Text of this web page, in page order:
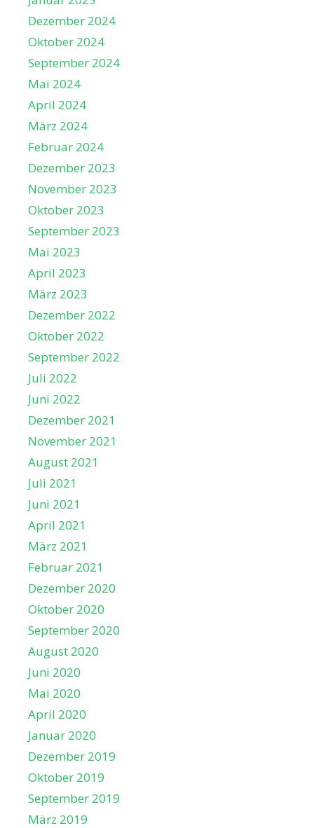
Dezember 2024
Oktober 2024
September 2024
Mai 2024
April 2024
März 2024
Februar 2024
Dezember 2023
November 2023
Oktober 2023
September 2023
Mai 2023
April 2023
März 2023
Dezember 2022
Oktober 2022
September 2022
Juli 2022
Juni 2022
Dezember 2021
November 2021
August 2021
Juli 2021
Juni 2021
April 2021
März 2021
Februar 2021
Dezember 2020
Oktober 2020
September 2020
August 2020
Juni 2020
Mai 2020
April 2020
Januar 2020
Dezember 2019
Oktober 2019
September 2019
März 2019